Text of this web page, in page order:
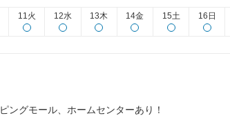
11火 12水 13木 14金 15土 16日
ングモール、ホームセンターあり！